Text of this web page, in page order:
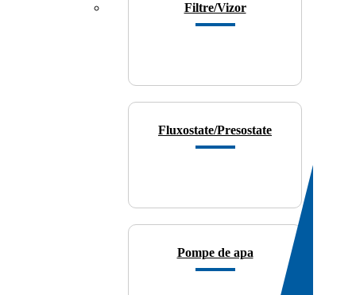
Filtre/Vizor
Fluxostate/Presostate
Pompe de apa